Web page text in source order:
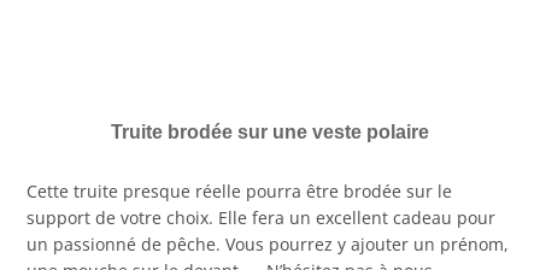
Truite brodée sur une veste polaire
Cette truite presque réelle pourra être brodée sur le
support de votre choix. Elle fera un excellent cadeau pour
un passionné de pêche. Vous pourrez y ajouter un prénom,